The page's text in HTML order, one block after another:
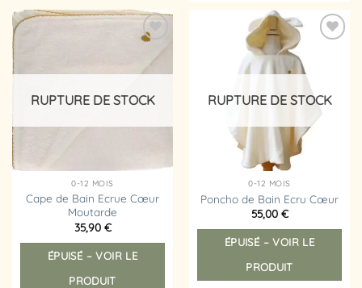
sur
du
à la
liste
RUPTURE DE STOCK
0-12 MOIS
Cape de Bain Ecrue Cœur
Moutarde
35,90 €
ÉPUISÉ – VOIR LE
PRODUIT
d’envies
RUPTURE DE STOCK
0-12 MOIS
Poncho de Bain Ecru Cœur
55,00 €
ÉPUISÉ – VOIR LE
PRODUIT